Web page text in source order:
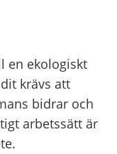
en ekologiskt
krävs att
bidrar och
arbetssätt är